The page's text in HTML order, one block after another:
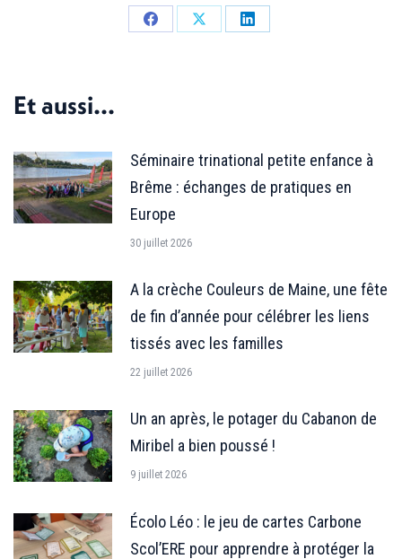
PartagerPartagerPartager
Et aussi...
Séminaire trinational petite enfance à
Brême : échanges de pratiques en
Europe
30 juillet 2026
A la crèche Couleurs de Maine, une fête
de fin d’année pour célébrer les liens
tissés avec les familles
22 juillet 2026
Un an après, le potager du Cabanon de
Miribel a bien poussé !
9 juillet 2026
Écolo Léo : le jeu de cartes Carbone
Scol’ERE pour apprendre à protéger la